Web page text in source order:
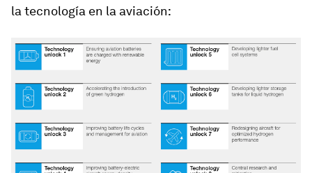
la tecnología en la aviación: